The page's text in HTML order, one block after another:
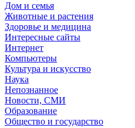
Дом и семья
Животные и растения
Здоровье и медицина
Интересные сайты
Интернет
Компьютеры
Культура и искусство
Наука
Непознанное
Новости, СМИ
Образование
Общество и государство